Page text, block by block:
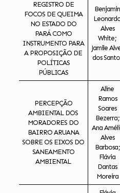
REGISTRO DE
FOCOS DE QUEIMA
NO ESTADO DO
PARÁ COMO
INSTRUMENTO PARA
A PROPOSIÇÃO DE
POLÍTICAS
PÚBLICAS
Benjamin
Alves
White;
Jamile
dos
PERCEPÇÃO
AMBIENTAL DOS
MORADORES DO
BAIRRO ARUANA
SOBRE OS EIXOS DO
SANEAMENTO
AMBIENTAL
Aline
Ramos
Soares
Bezerra;
Ana
Alves
Barbosa;
Flávia
Dantas
Moreira